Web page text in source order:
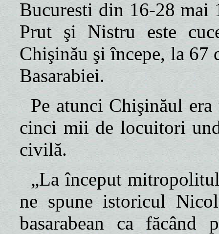
Bucuresti din 16-28 mai
Prut şi Nistru este
Chişinău şi începe, la 67
Basarabiei.
Pe atunci Chişinăul
cinci mii de locuitori
civilă.
„La început
ne spune istoricul
basarabean ca